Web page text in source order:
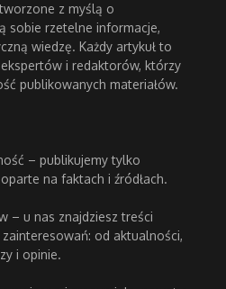
z myślą o
sobie rzetelne informacje,
wiedzę. Każdy artykuł to
i redaktorów, którzy
publikowanych materiałów.
– publikujemy tylko
na faktach i źródłach.
– u nas znajdziesz treści
od aktualności,
i opinie.